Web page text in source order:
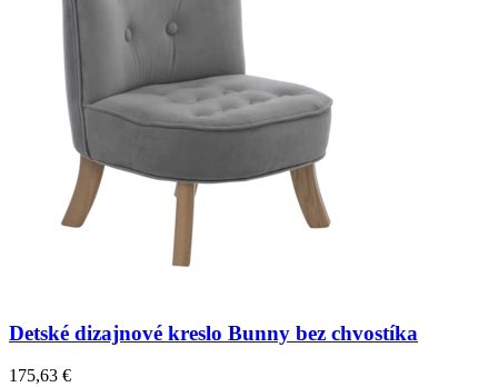
Detské dizajnové kreslo Bunny bez chvostíka
175,63 €